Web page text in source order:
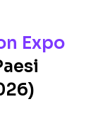
Expo